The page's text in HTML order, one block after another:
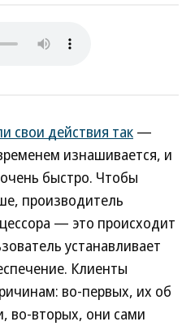
свои действия так —
изнашивается, и
быстро. Чтобы
производитель
— это происходит
устанавливает
Клиенты
во-первых, их об
во-вторых, они сами